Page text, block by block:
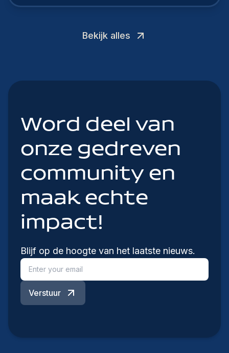
Bekijk alles
Word deel van
onze gedreven
community en
maak echte
impact!
Blijf op de hoogte van het laatste nieuws.
Verstuur